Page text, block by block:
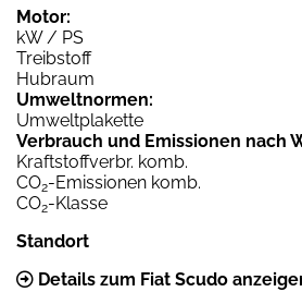
Motor:
kW / PS
Treibstoff
Hubraum
Umweltnormen:
Umweltplakette
Verbrauch und Emissionen nach
Kraftstoffverbr. komb.
CO2-Emissionen komb.
CO2-Klasse
Standort
Details zum Fiat Scudo